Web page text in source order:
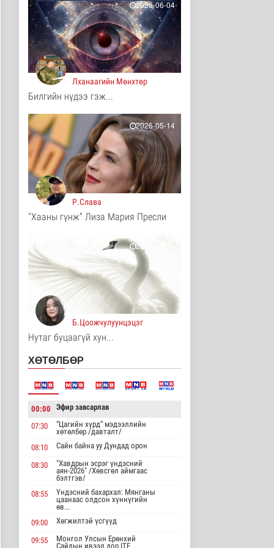
13 цаг 36 минутын өмнө
ЦАГ АГААР:
Улаанбаатарт шөнөдөө
17 хэм дулаан
Байгаль орчин
13 цаг 41 минутын өмнө
COP17-ын зочид,
250 орчим ж..
Нийгэм
14 цаг 2 минутын өмнө
Шатахууны нөөцийг
нэмэгдүүлэх,
доголдлыг арилгах..
Нийгэм
14 цаг 6 минутын өмнө
Төлөөлөгчдийн Хурлын
Ээлжит ..
Нийгэм
14 цаг 12 минутын өмнө
Үерийн аюулаас
сэрэмжтэй байхыг
анхааруулж байна
Байгаль орчин
14 цаг 27 минутын өмнө
Нийгэм
Үндэсний спортын
зуны VIII наадам
Cпорт
15 цаг 1 минутын өмнө
импорт тасралтгүй
хийгдэж байна
Нийгэм
15 цаг 10 минутын өмнө
2026-06-04
Лханаагийн Мөнхтөр
Билгийн нүдээ гэж...
2026-05-14
Р.Слава
"Хааны гүнж” Лиза Мария Пресли
2026-05-14
Б.Цоожчулуунцэцэг
Нутаг буцаагүй хун...
ХӨТӨЛБӨР
00:00 Эфир завсарлав
07:30
“Цагийн хүрд” мэдээллийн
хөтөлбөр /давталт/
08:10
Сайн байна уу Дундад орон
08:30
"Хавдрын эсрэг үндэсний
аян-2026" /Хөвсгөл аймгаас
бэлтгэв/
08:55
Үндэсний бахархал: Мянганы
цаанаас олдсон хүннүгийн
өв...
09:00
Хөгжилтэй үсгүүд
09:55
Монгол Улсын Ерөнхий
Сайдын ивээл дор ITF